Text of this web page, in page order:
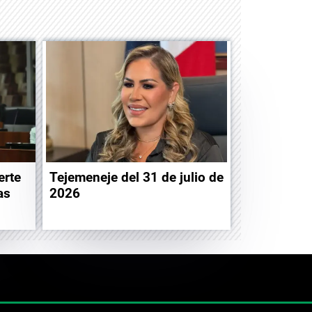
Tejemeneje del 31 de julio de
2026